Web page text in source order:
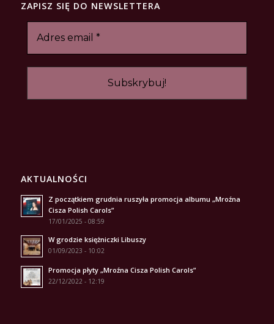
ZAPISZ SIĘ DO NEWSLETTERA
AKTUALNOŚCI
Z początkiem grudnia ruszyła promocja albumu „Mroźna
Cisza Polish Carols”
17/01/2025 - 08:59
W grodzie księżniczki Libuszy
01/09/2023 - 10:02
Promocja płyty „Mroźna Cisza Polish Carols”
22/12/2022 - 12:19